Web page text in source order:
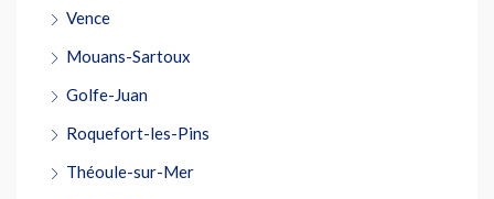
Vence
Mouans-Sartoux
Golfe-Juan
Roquefort-les-Pins
Théoule-sur-Mer